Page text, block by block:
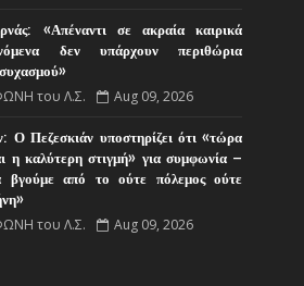
«Απέναντι σε ακραία καιρικά
δεν υπάρχουν περιθώρια
του Λ.Σ. Aug 09, 2026
Ο Πεζεσκιάν υποστηρίζει ότι «τώρα
η καλύτερη στιγμή» για συμφωνία –
βγούμε από το ούτε πόλεμος ούτε
του Λ.Σ. Aug 09, 2026